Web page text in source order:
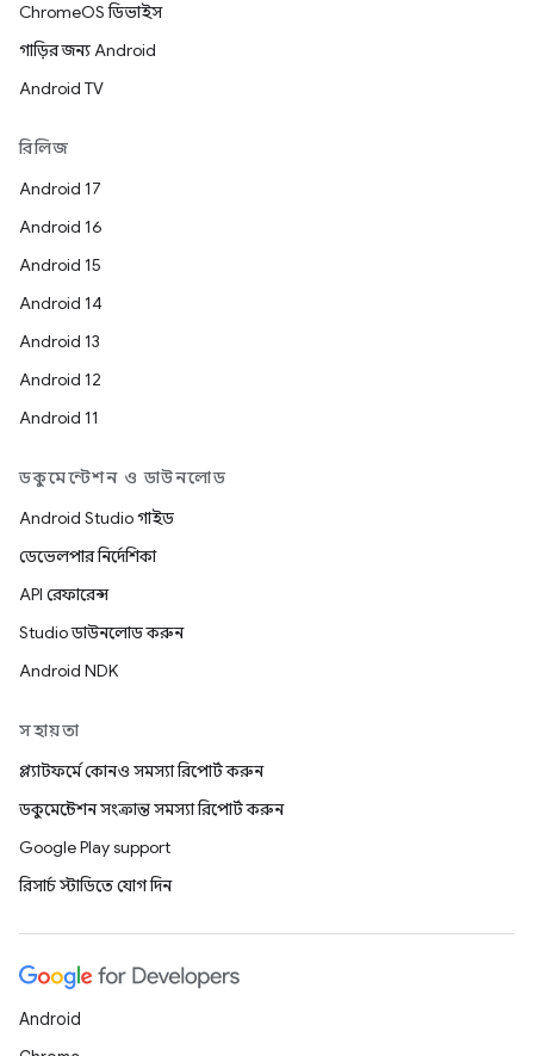
ChromeOS ডিভাইস
গাড়ির জন্য Android
Android TV
রিলিজ
Android 17
Android 16
Android 15
Android 14
Android 13
Android 12
Android 11
ডকুমেন্টেশন ও ডাউনলোড
Android Studio গাইড
ডেভেলপার নির্দেশিকা
API রেফারেন্স
Studio ডাউনলোড করুন
Android NDK
সহায়তা
প্ল্যাটফর্মে কোনও সমস্যা রিপোর্ট করুন
ডকুমেন্টেশন সংক্রান্ত সমস্যা রিপোর্ট করুন
Google Play support
রিসার্চ স্টাডিতে যোগ দিন
Android